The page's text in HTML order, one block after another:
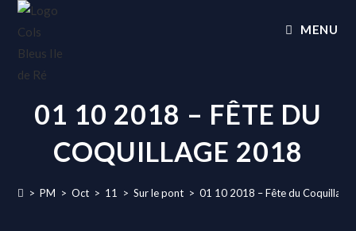
MENU
01 10 2018 – FÊTE DU
COQUILLAGE 2018
> PM > Oct > 11 > Sur le pont > 01 10 2018 – Fête du